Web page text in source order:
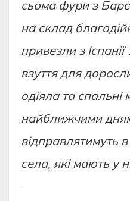
сьома фури з
на склад
привезли з
взуття для
одіяла та
найближчими
відправлятимуть в
села, які мають у